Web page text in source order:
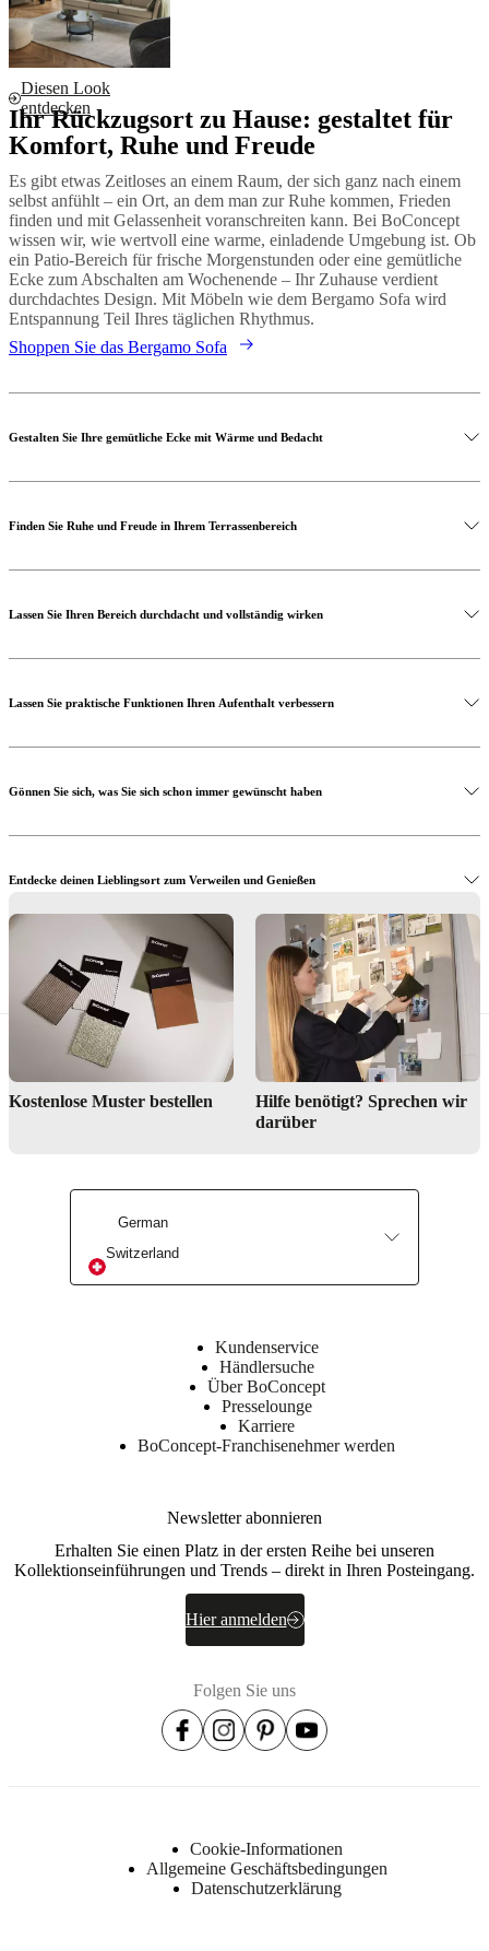
Diesen Look
entdecken
Ihr Rückzugsort zu Hause: gestaltet für
Komfort, Ruhe und Freude
Es gibt etwas Zeitloses an einem Raum, der sich ganz nach einem
selbst anfühlt – ein Ort, an dem man zur Ruhe kommen, Frieden
finden und mit Gelassenheit voranschreiten kann. Bei BoConcept
wissen wir, wie wertvoll eine warme, einladende Umgebung ist. Ob
ein Patio-Bereich für frische Morgenstunden oder eine gemütliche
Ecke zum Abschalten am Wochenende – Ihr Zuhause verdient
durchdachtes Design. Mit Möbeln wie dem Bergamo Sofa wird
Entspannung Teil Ihres täglichen Rhythmus.
Shoppen Sie das Bergamo Sofa
Gestalten Sie Ihre gemütliche Ecke mit Wärme und Bedacht
Finden Sie Ruhe und Freude in Ihrem Terrassenbereich
Shoppen Sie den Imola Stuhl
Lassen Sie Ihren Bereich durchdacht und vollständig wirken
Lassen Sie praktische Funktionen Ihren Aufenthalt verbessern
Finden Sie ein Geschäft
Gönnen Sie sich, was Sie sich schon immer gewünscht haben
Entdecke deinen Lieblingsort zum Verweilen und Genießen
Machen Sie den ersten Schritt mit Unterstützung für Innenarchitektur
Interior Design Service
Kostenlose Muster bestellen
Hilfe benötigt? Sprechen wir
darüber
German
Switzerland
Kundenservice
Händlersuche
Über BoConcept
Presselounge
Karriere
BoConcept-Franchisenehmer werden
Newsletter abonnieren
Erhalten Sie einen Platz in der ersten Reihe bei unseren
Kollektionseinführungen und Trends – direkt in Ihren Posteingang.
Hier anmelden
Folgen Sie uns
Cookie-Informationen
Allgemeine Geschäftsbedingungen
Datenschutzerklärung